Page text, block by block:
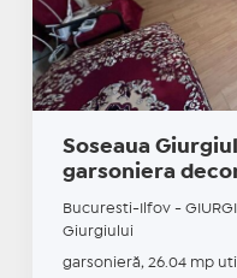
Soseaua
garsoniera
Bucuresti-Ilfov -
Giurgiului
garsonieră, 26.04 mp